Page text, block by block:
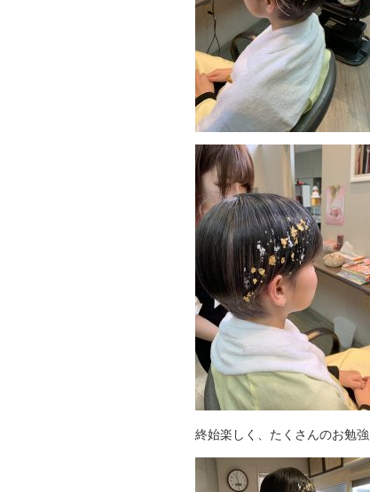
終始楽しく、たくさんのお勉